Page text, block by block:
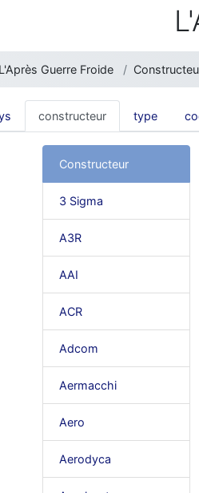
L'Après Guerre Froide
constructeur type
Constructeur
3 Sigma
A3R
AAI
ACR
Adcom
Aermacchi
Aero
Aerodyca